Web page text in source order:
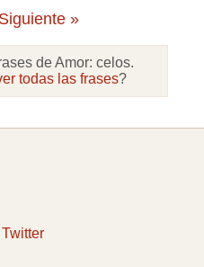
Siguiente »
de Amor: celos.
todas las frases?